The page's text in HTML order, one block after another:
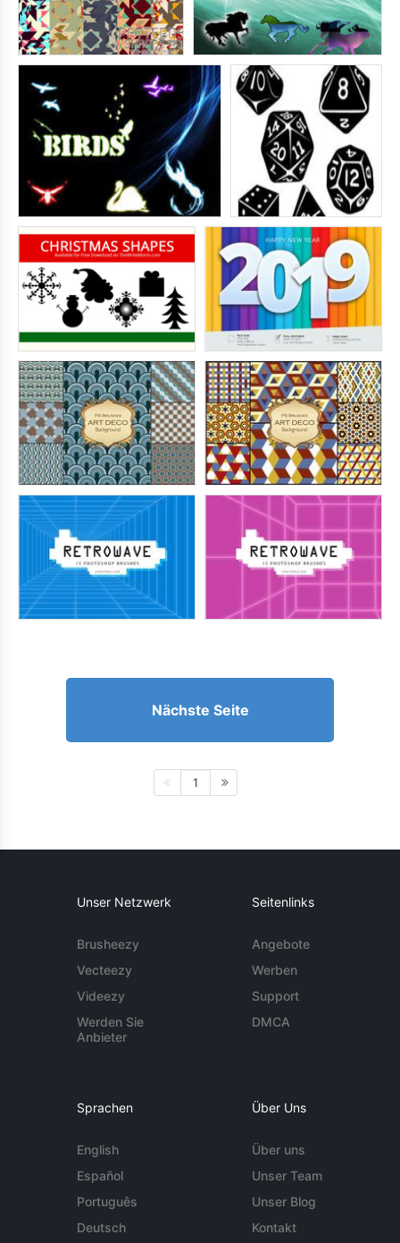
Nächste Seite
1
Unser Netzwerk
Brusheezy
Vecteezy
Videezy
Werden Sie
Anbieter
Seitenlinks
Angebote
Werben
Support
DMCA
Sprachen
English
Español
Português
Deutsch
Über Uns
Über uns
Unser Team
Unser Blog
Kontakt